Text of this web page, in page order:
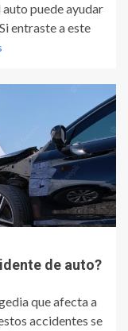
puede ayudar
entraste a este
de auto?
que afecta a
accidentes se